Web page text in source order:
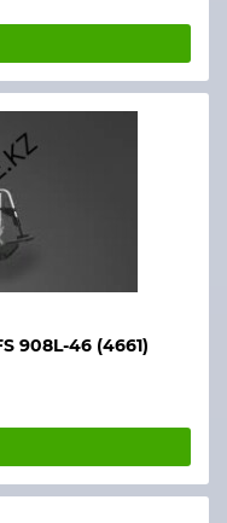
908L-46 (4661)